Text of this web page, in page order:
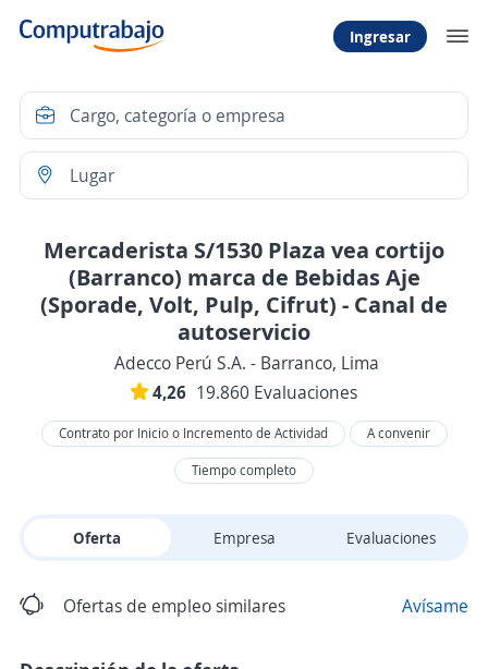
Ingresar
Mercaderista S/1530 Plaza vea cortijo
(Barranco) marca de Bebidas Aje
(Sporade, Volt, Pulp, Cifrut) - Canal de
autoservicio
Adecco Perú S.A. - Barranco, Lima
4,26 19.860 Evaluaciones
Contrato por Inicio o Incremento de Actividad
A convenir
Tiempo completo
Oferta Empresa Evaluaciones
Ofertas de empleo similares Avísame